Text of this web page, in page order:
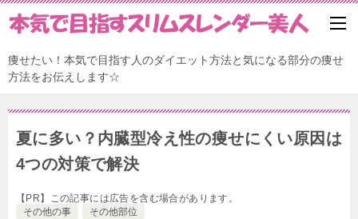
痩せたい！本気で目指す人のダイエット方法と気になる部分の痩せ
方法をお伝えします☆
夏に多い？内臓型冷え性の痩せにくい原因は
4つの対策で解決
【PR】この記事には広告を含む場合があります。
その他の事
その他部位